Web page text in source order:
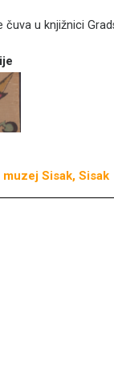
čuva u knjižnici
muzej Sisak, Sisak